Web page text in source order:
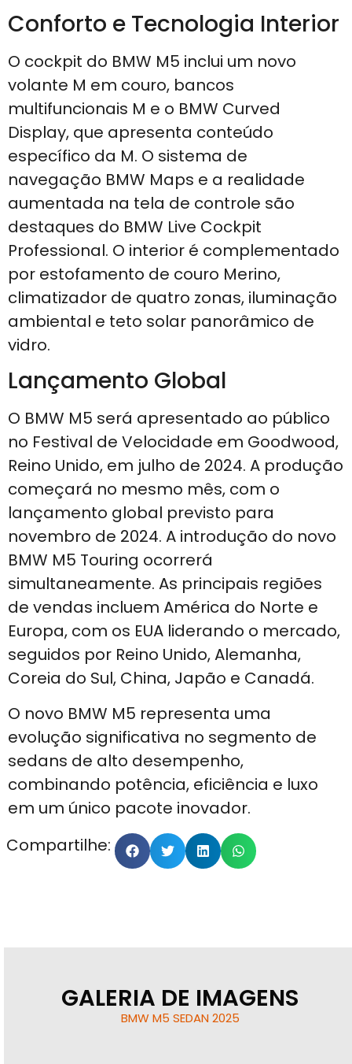
Conforto e Tecnologia Interior
O cockpit do BMW M5 inclui um novo
volante M em couro, bancos
multifuncionais M e o BMW Curved
Display, que apresenta conteúdo
específico da M. O sistema de
navegação BMW Maps e a realidade
aumentada na tela de controle são
destaques do BMW Live Cockpit
Professional. O interior é complementado
por estofamento de couro Merino,
climatizador de quatro zonas, iluminação
ambiental e teto solar panorâmico de
vidro.
Lançamento Global
O BMW M5 será apresentado ao público
no Festival de Velocidade em Goodwood,
Reino Unido, em julho de 2024. A produção
começará no mesmo mês, com o
lançamento global previsto para
novembro de 2024. A introdução do novo
BMW M5 Touring ocorrerá
simultaneamente. As principais regiões
de vendas incluem América do Norte e
Europa, com os EUA liderando o mercado,
seguidos por Reino Unido, Alemanha,
Coreia do Sul, China, Japão e Canadá.
O novo BMW M5 representa uma
evolução significativa no segmento de
sedans de alto desempenho,
combinando potência, eficiência e luxo
em um único pacote inovador.
Compartilhe:
GALERIA DE IMAGENS
BMW M5 SEDAN 2025